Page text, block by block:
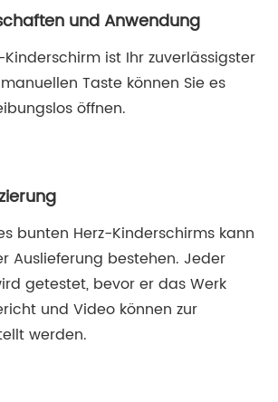
und Anwendung
ist Ihr zuverlässigster
Taste können Sie es
öffnen.
bunten Herz-Kinderschirms kann
Auslieferung bestehen. Jeder
getestet, bevor er das Werk
und Video können zur
werden.